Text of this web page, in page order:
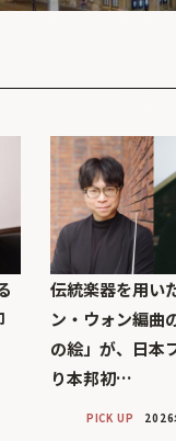
伝統楽器を用い
ン・ウォン編曲
の絵」が、日本
り本邦初…
PICK UP 2026